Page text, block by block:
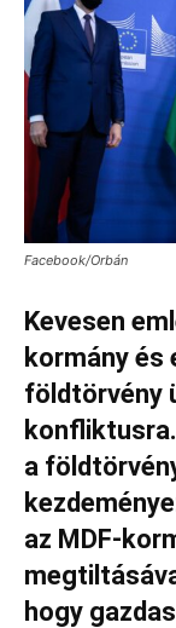
Facebook/Orbán
Kevesen
kormány és
földtörvény
a
az MDF-
hogy